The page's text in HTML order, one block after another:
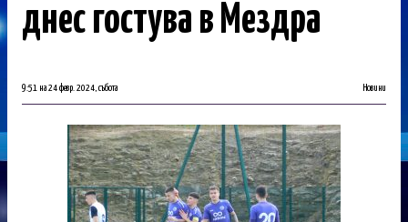
днес гостува в Мездра
9:51 на 24 февр. 2024, събота Новини